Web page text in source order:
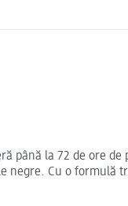
până la 72 de
Cu o formulă